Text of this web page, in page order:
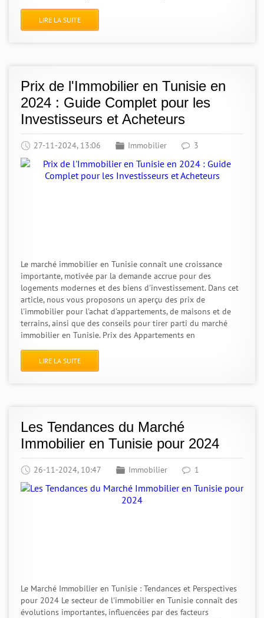
LIRE LA SUITE
Prix de l'Immobilier en Tunisie en
2024 : Guide Complet pour les
Investisseurs et Acheteurs
27-11-2024, 13:06 Immobilier 3
Le marché immobilier en Tunisie connaît une croissance
importante, motivée par la demande accrue pour des
logements modernes et des biens d'investissement. Dans cet
article, nous vous proposons un aperçu des prix de
l'immobilier pour l'achat d'appartements, de maisons et de
terrains, ainsi que des conseils pour tirer parti du marché
immobilier en Tunisie. Prix des Appartements en
LIRE LA SUITE
Les Tendances du Marché
Immobilier en Tunisie pour 2024
26-11-2024, 10:47 Immobilier 1
Le Marché Immobilier en Tunisie : Tendances et Perspectives
pour 2024 Le secteur de l'immobilier en Tunisie connaît des
évolutions importantes, influencées par des facteurs